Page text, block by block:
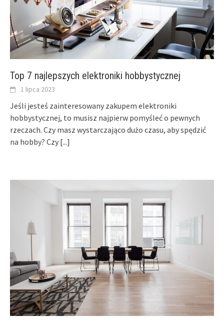
Top 7 najlepszych elektroniki hobbystycznej
1 lipca 2023
Jeśli jesteś zainteresowany zakupem elektroniki
hobbystycznej, to musisz najpierw pomyśleć o pewnych
rzeczach. Czy masz wystarczająco dużo czasu, aby spędzić
na hobby? Czy [...]